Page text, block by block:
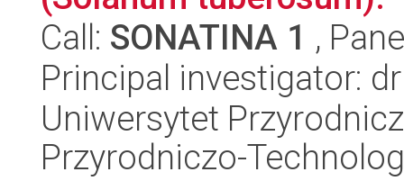
Call: SONATINA 1 ,
Principal investigator:
Uniwersytet
Przyrodniczo-